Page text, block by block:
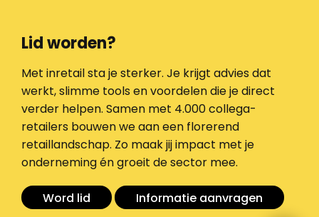
Lid worden?
Met inretail sta je sterker. Je krijgt advies dat
werkt, slimme tools en voordelen die je direct
verder helpen. Samen met 4.000 collega-
retailers bouwen we aan een florerend
retaillandschap. Zo maak jij impact met je
onderneming én groeit de sector mee.
Word lid Informatie aanvragen